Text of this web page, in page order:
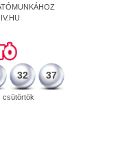
32 37
csütörtök